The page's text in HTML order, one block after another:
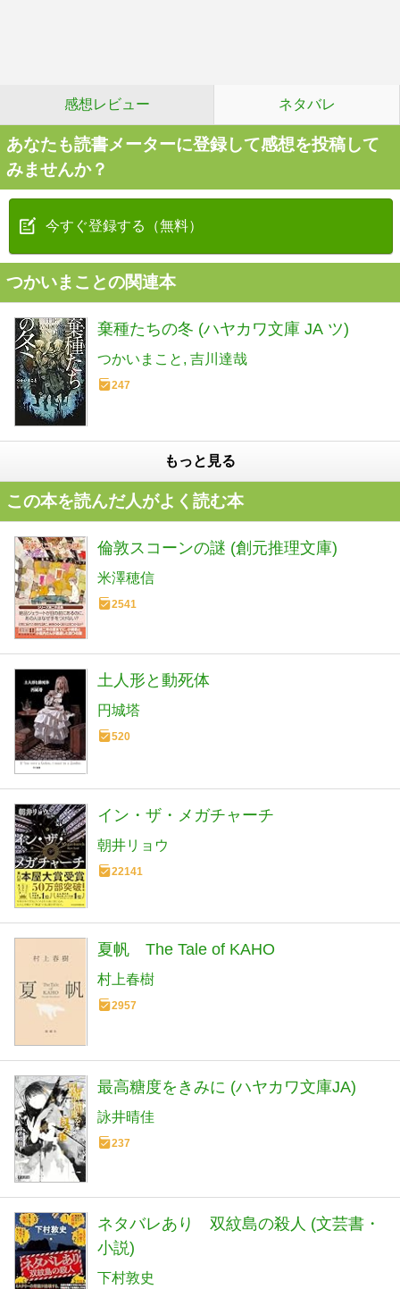
感想レビュー ネタバレ
あなたも読書メーターに登録して感想を投稿して
みませんか？
今すぐ登録する（無料）
つかいまことの関連本
棄種たちの冬 (ハヤカワ文庫 JA ツ)
つかいまこと 吉川達哉
247
もっと見る
この本を読んだ人がよく読む本
倫敦スコーンの謎 (創元推理文庫)
米澤穂信
2541
土人形と動死体
円城塔
520
イン・ザ・メガチャーチ
朝井リョウ
22141
夏帆 The Tale of KAHO
村上春樹
2957
最高糖度をきみに (ハヤカワ文庫JA)
詠井晴佳
237
ネタバレあり 双紋島の殺人 (文芸書・
小説)
下村敦史